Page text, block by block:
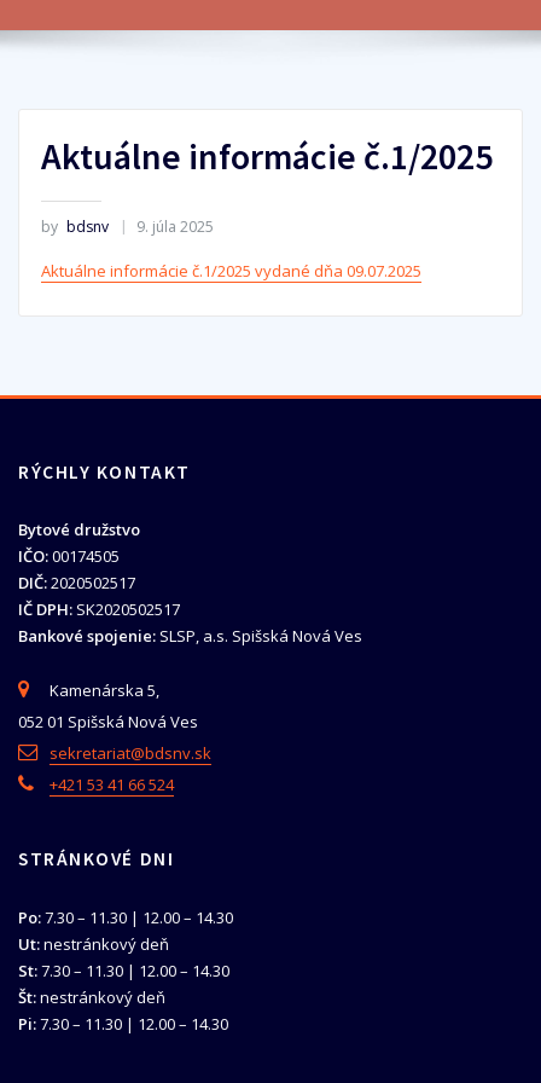
Aktuálne informácie č.1/2025
by bdsnv 9. júla 2025
Aktuálne informácie č.1/2025 vydané dňa 09.07.2025
RÝCHLY KONTAKT
Bytové družstvo
IČO:00174505
DIČ:2020502517
IČ DPH: SK2020502517
Bankové spojenie: SLSP, a.s. Spišská Nová Ves
Kamenárska 5,
052 01 Spišská Nová Ves
sekretariat@bdsnv.sk
+421 53 41 66 524
STRÁNKOVÉ DNI
Po:7.30 – 11.30 | 12.00 – 14.30
Ut:nestránkový deň
St:7.30 – 11.30 | 12.00 – 14.30
Št:nestránkový deň
Pi:7.30 – 11.30 | 12.00 – 14.30